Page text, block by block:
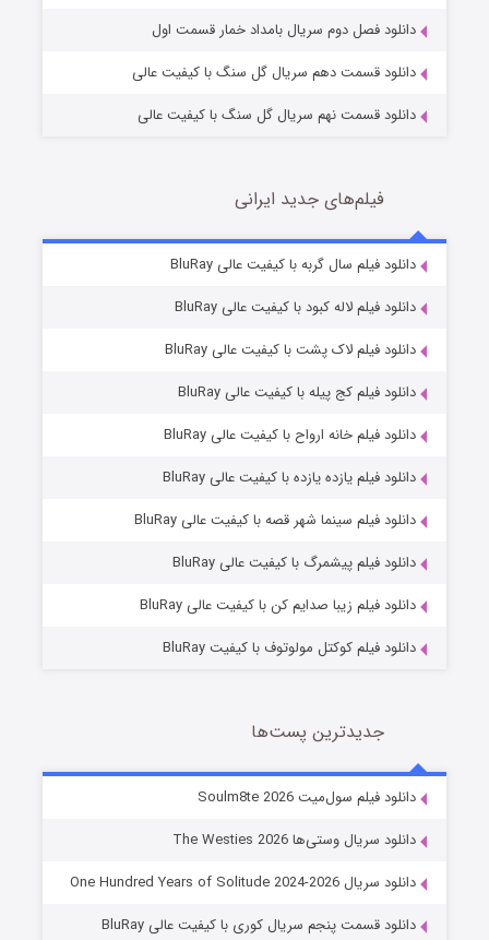
قسمت7 (زیرنویس) منتشر شد
خاندان اژدها فصل ۳
دانلود فصل دوم سریال بامداد خمار قسمت اول
دانلود قسمت دهم سریال گل سنگ با کیفیت عالی
دانلود قسمت نهم سریال گل سنگ با کیفیت عالی
فیلم‌های جدید ایرانی
دانلود فیلم سال گربه با کیفیت عالی BluRay
دانلود فیلم لاله کبود با کیفیت عالی BluRay
دانلود فیلم لاک پشت با کیفیت عالی BluRay
دانلود فیلم کج‌ پیله با کیفیت عالی BluRay
دانلود فیلم خانه ارواح با کیفیت عالی BluRay
دانلود فیلم یازده یازده با کیفیت عالی BluRay
دانلود فیلم سینما شهر قصه با کیفیت عالی BluRay
دانلود فیلم پیشمرگ با کیفیت عالی BluRay
دانلود فیلم زیبا صدایم کن با کیفیت عالی BluRay
دانلود فیلم کوکتل مولوتوف با کیفیت BluRay
جدیدترین پست‌ها
دانلود فیلم سول‌میت Soulm8te 2026
دانلود سریال وستی‌ها The Westies 2026
دانلود سریال One Hundred Years of Solitude 2024-2026
دانلود قسمت پنجم سریال کوری با کیفیت عالی BluRay